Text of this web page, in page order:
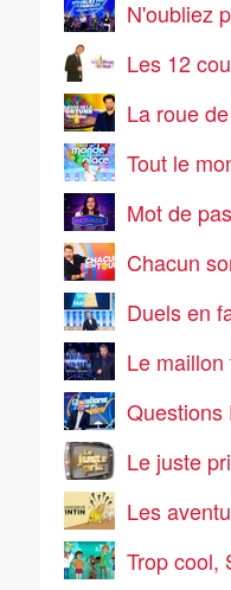
N'oubliez
Les 12
La roue
Tout le
Mot de
Chacun
Duels en
Le maillon
Questions
Le juste
Les
Trop cool,